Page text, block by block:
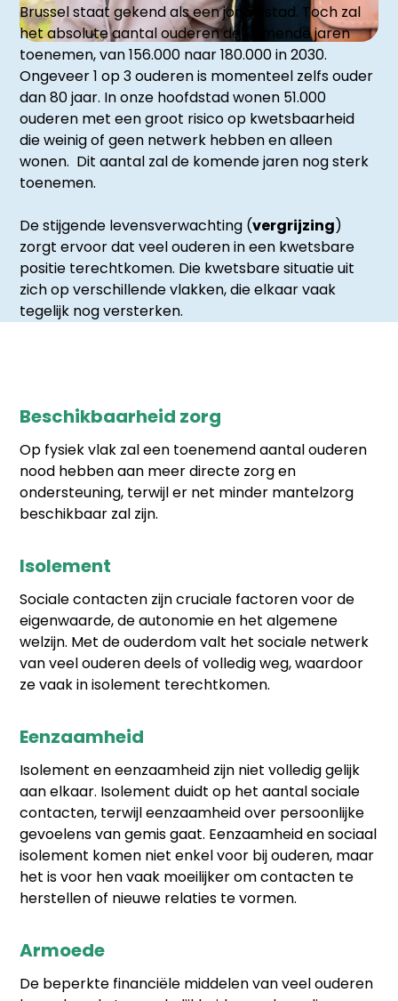
Brussel staat gekend als een jonge stad. Toch zal
het absolute aantal ouderen de komende jaren
toenemen, van 156.000 naar 180.000 in 2030.
Ongeveer 1 op 3 ouderen is momenteel zelfs ouder
dan 80 jaar. In onze hoofdstad wonen 51.000
ouderen met een groot risico op kwetsbaarheid
die weinig of geen netwerk hebben en alleen
wonen. Dit aantal zal de komende jaren nog sterk
toenemen.​
De stijgende levensverwachting (vergrijzing)
zorgt ervoor dat veel ouderen in een kwetsbare
positie terechtkomen. Die kwetsbare situatie uit
zich op verschillende vlakken, die elkaar vaak
tegelijk nog versterken.
Beschikbaarheid zorg
Op fysiek vlak zal een toenemend aantal ouderen
nood hebben aan meer directe zorg en
ondersteuning, terwijl er net minder mantelzorg
beschikbaar zal zijn.
Isolement
Sociale contacten zijn cruciale factoren voor de
eigenwaarde, de autonomie en het algemene
welzijn. Met de ouderdom valt het sociale netwerk
van veel ouderen deels of volledig weg, waardoor
ze vaak in isolement terechtkomen.
Eenzaamheid
Isolement en eenzaamheid zijn niet volledig gelijk
aan elkaar. Isolement duidt op het aantal sociale
contacten, terwijl eenzaamheid over persoonlijke
gevoelens van gemis gaat. Eenzaamheid en sociaal
isolement komen niet enkel voor bij ouderen, maar
het is voor hen vaak moeilijker om contacten te
herstellen of nieuwe relaties te vormen.
Armoede
De beperkte financiële middelen van veel ouderen